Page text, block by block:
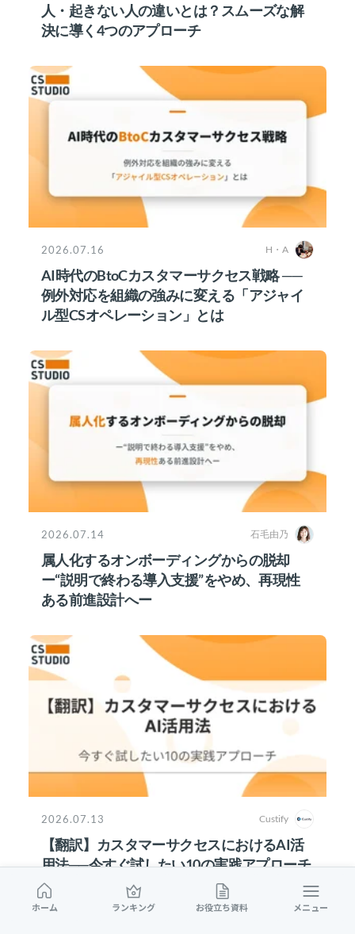
ホーム ランキング お役立ち資料 メニュー
人・起きない人の違いとは？スムーズな解
決に導く4つのアプローチ
2026.07.16 H・A
AI時代のBtoCカスタマーサクセス戦略 ──
例外対応を組織の強みに変える「アジャイ
ル型CSオペレーション」とは
2026.07.14 石毛由乃
属人化するオンボーディングからの脱却
ー“説明で終わる導入支援”をやめ、再現性
ある前進設計へー
2026.07.13 Custify
【翻訳】カスタマーサクセスにおけるAI活
用法──今すぐ試したい10の実践アプローチ